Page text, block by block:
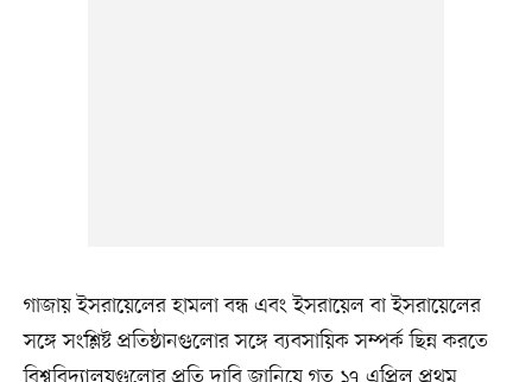
গাজায় ইসরায়েলের হামলা বন্ধ এবং ইসরায়েল বা ইসরায়েলের
সঙ্গে সংশ্লিষ্ট প্রতিষ্ঠানগুলোর সঙ্গে ব্যবসায়িক সম্পর্ক ছিন্ন করতে